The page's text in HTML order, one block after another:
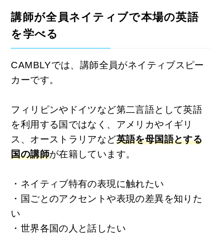
講師が全員ネイティブで本場の英語
を学べる
CAMBLYでは、講師全員がネイティブスピー
カーです。
フィリピンやドイツなど第二言語として英語
を利用する国ではなく、アメリカやイギリ
ス、オーストラリアなど英語を母国語とする
国の講師が在籍しています。
・ネイティブ特有の表現に触れたい
・国ごとのアクセントや表現の差異を知りた
い
・世界各国の人と話したい